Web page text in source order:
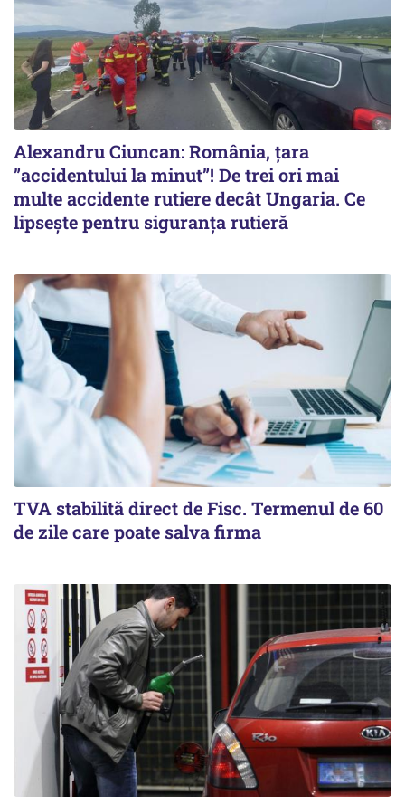
Alexandru Ciuncan: România, țara
”accidentului la minut”! De trei ori mai
multe accidente rutiere decât Ungaria. Ce
lipsește pentru siguranța rutieră
TVA stabilită direct de Fisc. Termenul de 60
de zile care poate salva firma